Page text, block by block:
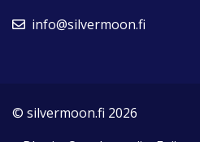
info@silvermoon.fi
© silvermoon.fi 2026